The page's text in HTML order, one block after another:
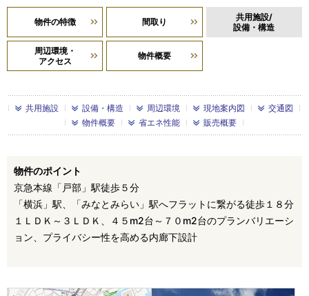
物件の特徴 間取り
共用施設/
設備・構造
周辺環境・
アクセス
物件概要
共用施設 設備・構造 周辺環境 現地案内図
交通図
物件概要
省エネ性能 販売概要
物件のポイント
京急本線「戸部」駅徒歩５分
「横浜」駅、「みなとみらい」駅へフラットに繋がる徒歩１８分
１ＬＤＫ～３ＬＤＫ、４５m2台～７０m2台のプランバリエーシ
ョン、プライバシー性を高める内廊下設計